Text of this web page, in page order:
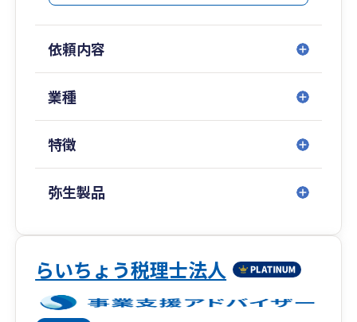
未だに会計ソフトを手入力している方、会計帳簿
や伝票を手書きで作成している方、業務改善のチ
ャンスです。
祖父や父のような中小企業の社長を助けたい、と
もに走りたいと考え、税理士になりました。
目の前のお客様やスタッフと全力で向き合い、
「夢」を共有し、ひとりひとりの幸せを実現して
いく経営者として、最高のＩＴ税理士法人を導い
ていきたいと考えています。
ご相談はオンラインにも対応しており、場所を問
わずスピーディーなやり取りが可能です。
依頼内容
業種
特徴
弥生製品
らいちょう税理士法人